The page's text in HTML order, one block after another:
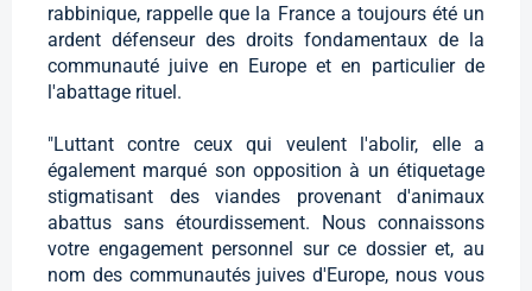
rabbinique, rappelle que la France a toujours été un
ardent défenseur des droits fondamentaux de la
communauté juive en Europe et en particulier de
l'abattage rituel.
"Luttant contre ceux qui veulent l'abolir, elle a
également marqué son opposition à un étiquetage
stigmatisant des viandes provenant d'animaux
abattus sans étourdissement. Nous connaissons
votre engagement personnel sur ce dossier et, au
nom des communautés juives d'Europe, nous vous